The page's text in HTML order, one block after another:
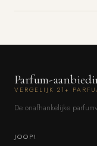
Parfum-
VERGELIJK 21+
De onafhankelijke
JOOP!